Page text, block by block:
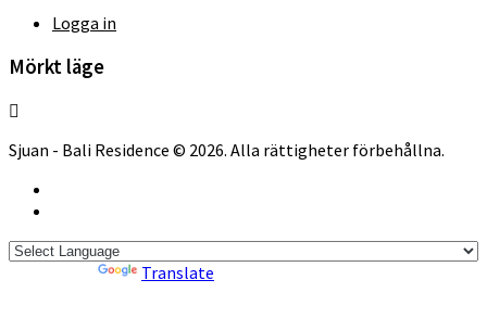
Logga in
Mörkt läge
Sjuan - Bali Residence © 2026. Alla rättigheter förbehållna.
Translate